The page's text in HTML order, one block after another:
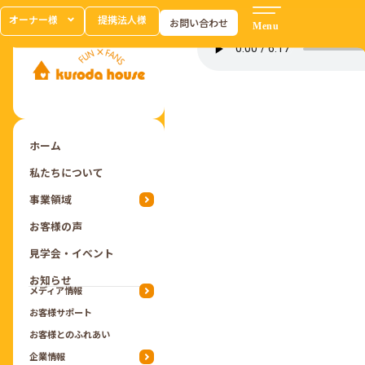
オーナー様 提携法人様 お問い合わせ
ホーム
私たちについて
事業領域
お客様の声
見学会・イベント
お知らせ
メディア情報
お客様サポート
お客様とのふれあい
企業情報